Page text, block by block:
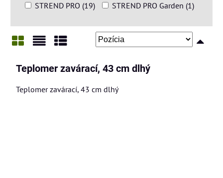
STREND PRO (19)
STREND PRO Garden (1)
Teplomer zavárací, 43 cm dlhý
Teplomer zavárací, 43 cm dlhý